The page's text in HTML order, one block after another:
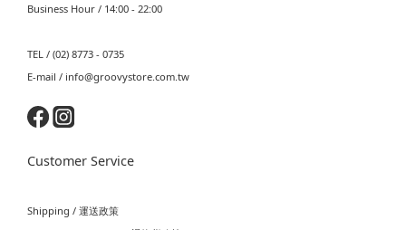
Business Hour / 14:00 - 22:00
TEL / (02) 8773 - 0735
E-mail / info@groovystore.com.tw
Customer Service
Shipping / 運送政策